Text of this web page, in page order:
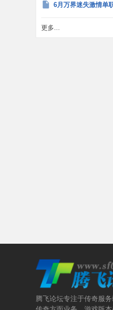
6月万界迷失激情单
更多...
腾飞论坛专注于传奇服